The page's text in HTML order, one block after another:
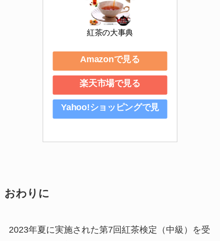
紅茶の大事典
Amazonで見る
楽天市場で見る
Yahoo!ショッピングで見
おわりに
2023年夏に実施された第7回紅茶検定（中級）を受